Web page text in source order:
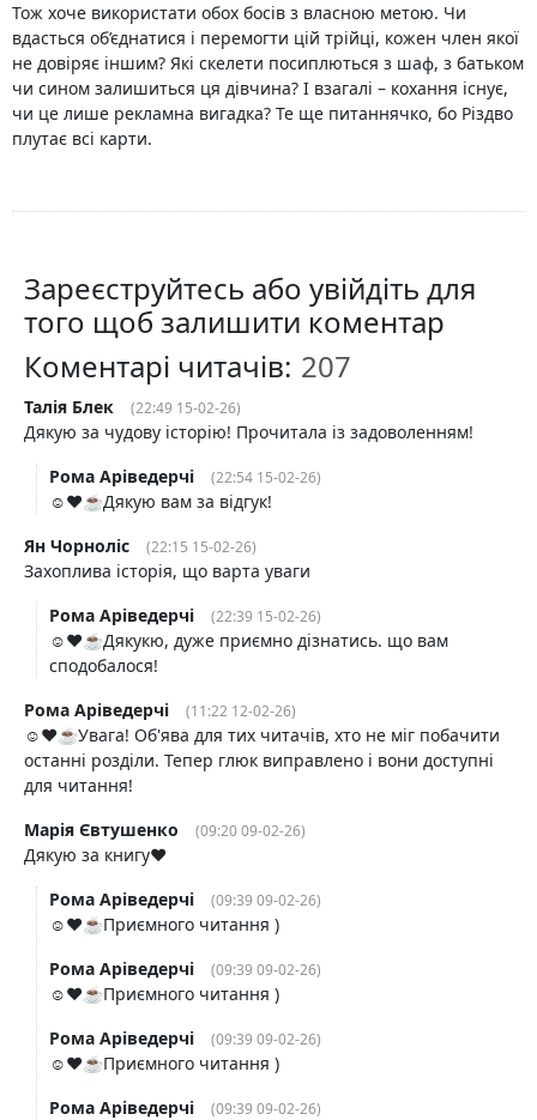
Тож хоче використати обох босів з власною метою. Чи
вдасться об’єднатися і перемогти цій трійці, кожен член якої
не довіряє іншим? Які скелети посиплються з шаф, з батьком
чи сином залишиться ця дівчина? І взагалі – кохання існує,
чи це лише рекламна вигадка? Те ще питаннячко, бо Різдво
плутає всі карти.
Зареєструйтесь або увійдіть для
того щоб залишити коментар
Коментарі читачів:
Талія Блек (22:49 15-02-26)
Дякую за чудову історію! Прочитала із задоволенням!
Рома Аріведерчі
(22:54 15-02-26)
☺️❤️☕️Дякую вам за відгук!
Ян Чорноліс
(22:15 15-02-26)
Захоплива історія, що варта уваги
Рома Аріведерчі
(22:39 15-02-26)
☺️❤️☕️Дякукю, дуже приємно дізнатись. що вам
сподобалося!
Рома Аріведерчі
(11:22 12-02-26)
☺️❤️☕️Увага! Об'ява для тих читачів, хто не міг побачити
останні розділи. Тепер глюк виправлено і вони доступні
для читання!
Марія Євтушенко
(09:20 09-02-26)
Дякую за книгу❤️
Рома Аріведерчі
(09:39 09-02-26)
☺️❤️☕️Приємного читання )
Рома Аріведерчі
(09:39 09-02-26)
☺️❤️☕️Приємного читання )
Рома Аріведерчі
(09:39 09-02-26)
☺️❤️☕️Приємного читання )
Рома Аріведерчі
(09:39 09-02-26)